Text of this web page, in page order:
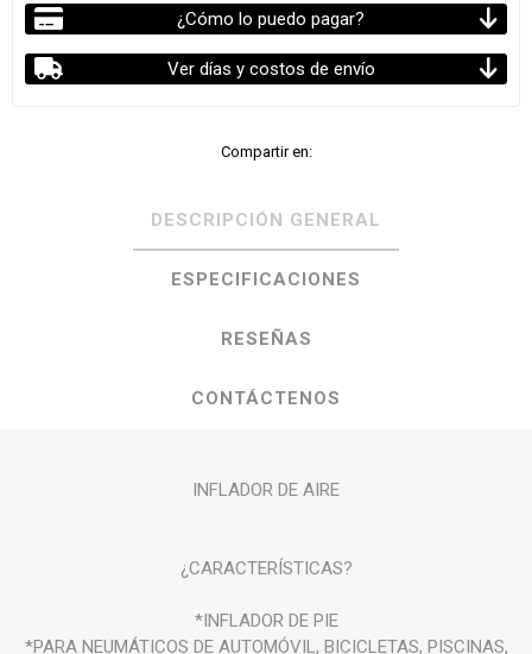
¿Cómo lo puedo pagar?
Ver días y costos de envío
Compartir en:
DESCRIPCIÓN GENERAL
ESPECIFICACIONES
RESEÑAS
CONTÁCTENOS
INFLADOR DE AIRE
¿CARACTERÍSTICAS?
*INFLADOR DE PIE
*PARA NEUMÁTICOS DE AUTOMÓVIL, BICICLETAS, PISCINAS,